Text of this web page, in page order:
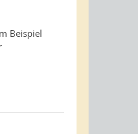
Beispiel